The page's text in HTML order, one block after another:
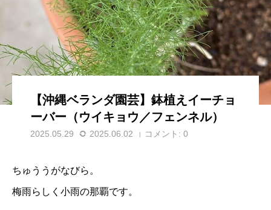
【沖縄ベランダ園芸】鉢植えイーチョ
ーバー（ウイキョウ／フェンネル）
2025.05.29 2025.06.02 コメント: 0
ちゅううがなびら。
梅雨らしく小雨の那覇です。